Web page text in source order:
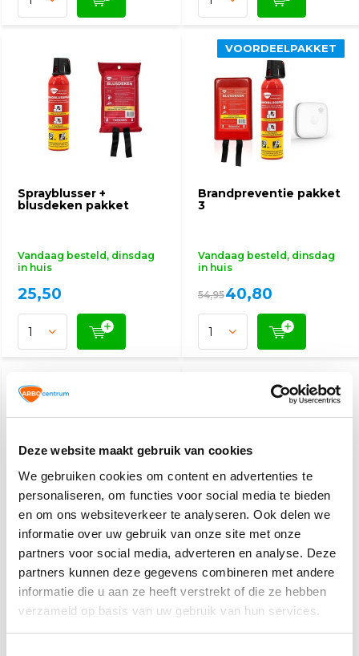
Deze website maakt gebruik van cookies
We gebruiken cookies om content en advertenties te
personaliseren, om functies voor social media te bieden
en om ons websiteverkeer te analyseren. Ook delen we
informatie over uw gebruik van onze site met onze
partners voor social media, adverteren en analyse. Deze
partners kunnen deze gegevens combineren met andere
informatie die u aan ze heeft verstrekt of die ze hebben
verzameld op basis van uw gebruik van hun services.
Sprayblusser +
blusdeken pakket
Vandaag besteld, dinsdag
in huis
25,50
Brandpreventie pakket
3
Vandaag besteld, dinsdag
in huis
VOORDEELPAKKET
54,9540,80
VOORDEELPAKKET
Vandaag besteld, dinsdag
in huis